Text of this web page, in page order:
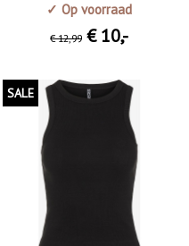
✓ Op voorraad
€ 12,99 € 10,-
SALE